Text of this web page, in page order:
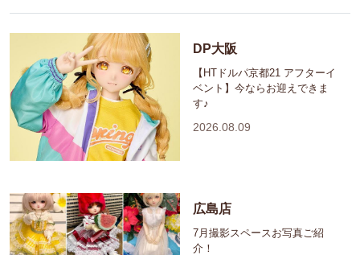
DP大阪
【HTドルパ京都21 アフターイ
ベント】今ならお迎えできま
す♪
2026.08.09
広島店
7月撮影スペースお写真ご紹
介！